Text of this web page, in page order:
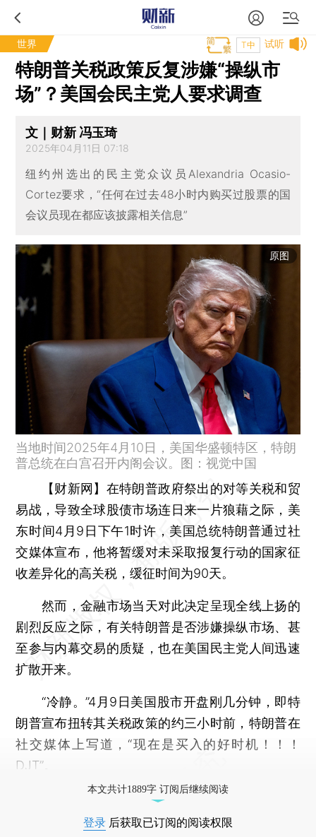
世界 试听
T中
特朗普关税政策反复涉嫌“操纵市
场”？美国会民主党人要求调查
文｜财新 冯玉琦
2025年04月11日 07:18
纽约州选出的民主党众议员Alexandria Ocasio-
Cortez要求，“任何在过去48小时内购买过股票的国
会议员现在都应该披露相关信息”
原图
当地时间2025年4月10日，美国华盛顿特区，特朗
普总统在白宫召开内阁会议。图：视觉中国
【财新网】 在特朗普政府祭出的对等关税和贸
易战，导致全球股债市场连日来一片狼藉之际，美
东时间4月9日下午1时许，美国总统特朗普通过社
交媒体宣布，他将暂缓对未采取报复行动的国家征
收差异化的高关税，缓征时间为90天。
然而，金融市场当天对此决定呈现全线上扬的
剧烈反应之际，有关特朗普是否涉嫌操纵市场、甚
至参与内幕交易的质疑，也在美国民主党人间迅速
扩散开来。
“冷静。”4月9日美国股市开盘刚几分钟，即特
朗普宣布扭转其关税政策的约三小时前，特朗普在
社交媒体上写道，“现在是买入的好时机！！！
DJT”。
本文共计1889字 订阅后继续阅读
登录 后获取已订阅的阅读权限